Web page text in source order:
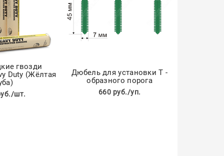
гвозди
Duty (Жёлтая
шт.
Дюбель для установки Т -
образного порога
660 руб./уп.